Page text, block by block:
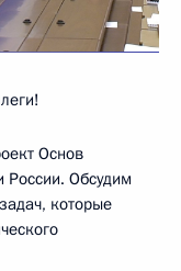
Основ
России. Обсудим
которые